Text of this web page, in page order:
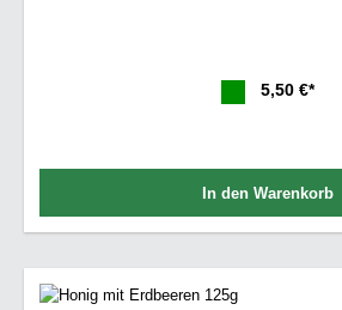
5,50 €*
In den Warenkorb